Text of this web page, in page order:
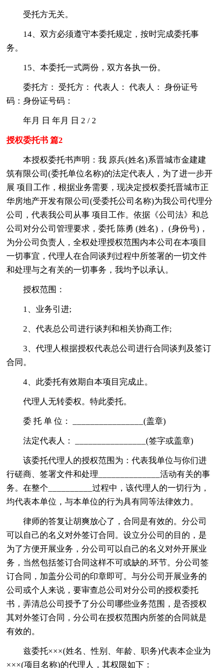
受托方无关。
14、双方必须遵守本委托规定，按时完成委托事
务。
15、本委托一式两份，双方各执一份。
委托方： 受托方： 代表人： 代表人： 身份证号
码：身份证号码：
年月 日 年月 日 2 / 2
授权委托书 篇2
本授权委托书声明：我 原兵(姓名)系晋城市金建建
筑有限公司(委托单位名称)的法定代表人，为了进一步开
展 项目工作，根据业务需要，现决定授权委托晋城市正
华房地产开发有限公司(受委托公司名称)为我公司代理分
公司，代表我公司从事 项目工作。依据《公司法》和总
公司对分公司管理要求，委托 陈勇 (姓名)， (身份号)，
为分公司负责人，全权处理授权范围内本公司在本项目
一切事宜，代理人在合同谈判过程中所签署的一切文件
和处理与之有关的一切事务，我均予以承认。
授权范围：
1、业务引进;
2、代表总公司进行谈判和相关协商工作;
3、代理人根据授权代表总公司进行合同谈判及签订
合同。
4、此委托有效期自本项目完成止。
代理人无转委权。特此委托。
委 托 单 位： ________________(盖章)
法定代表人： ________________(签字或盖章)
该委托代理人的授权范围为：代表我单位与你们进
行磋商、签署文件和处理______________活动有关的事
务。在整个__________过程中，该代理人的一切行为，
均代表本单位，与本单位的行为具有同等法律效力。
律师的答复让胡爽放心了，合同是有效的。分公司
可以自己的名义对外签订合同。设立分公司的目的，是
为了方便开展业务，分公司可以自己的名义对外开展业
务，当然包括签订合同这样不可或缺的.环节。分公司签
订合同，加盖分公司的印章即可。与分公司开展业务的
公司或个人来说，要审查总公司对分公司的授权委托
书，弄清总公司授予了分公司哪些业务范围，是否授权
其对外签订合同，分公司在授权范围内所签的合同就是
有效的。
兹委托×××(姓名、性别、年龄、职务)代表本企业为
×××(项目名称)的代理人，其权限如下：